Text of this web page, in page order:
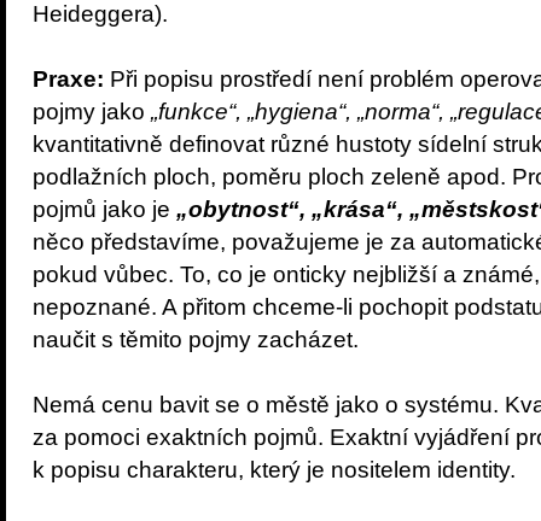
Heideggera).
Praxe: Při popisu prostředí není problém
pojmy jako „funkce“, „hygiena“, „norma“,
kvantitativně definovat různé hustoty sídelní
podlažních ploch, poměru ploch zeleně apod.
pojmů jako je „obytnost“, „krása“,
něco představíme, považujeme je za
pokud vůbec. To, co je onticky nejbližší a
nepoznané. A přitom chceme-li pochopit
naučit s těmito pojmy zacházet.
Nemá cenu bavit se o městě jako o systému.
za pomoci exaktních pojmů. Exaktní vyjádření
k popisu charakteru, který je nositelem identity.